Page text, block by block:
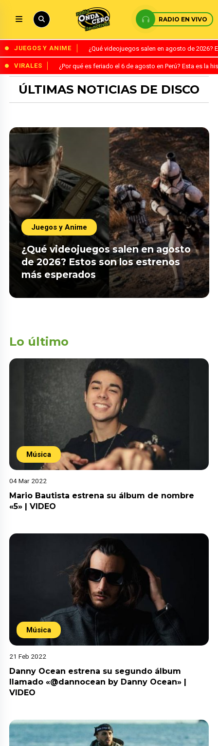
RADIO EN VIVO
JUEGOS Y ANIME ¿Qué videojuegos salen en agosto de
VIRALES ¿Por qué es feriado el 6 de agosto en Perú? Esta es la
ÚLTIMAS NOTICIAS DE DISCO
Juegos y Anime
¿Qué videojuegos salen en agosto
de 2026? Estos son los estrenos
más esperados
Lo último
Música
04 Mar 2022
Mario Bautista estrena su álbum de nombre
«5» | VIDEO
Música
21 Feb 2022
Danny Ocean estrena su segundo álbum
llamado «@dannocean by Danny Ocean» |
VIDEO